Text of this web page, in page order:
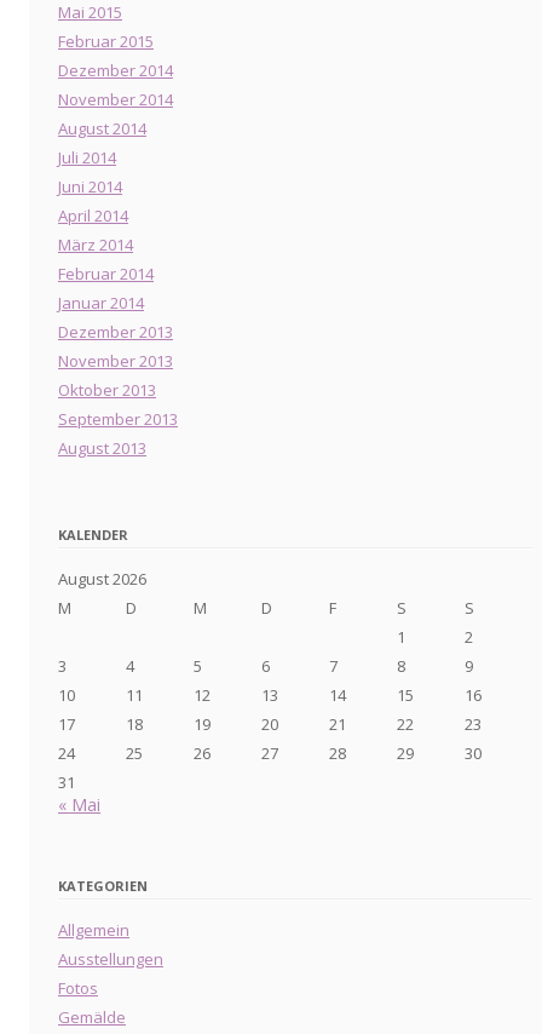
Mai 2015
Februar 2015
Dezember 2014
November 2014
August 2014
Juli 2014
Juni 2014
April 2014
März 2014
Februar 2014
Januar 2014
Dezember 2013
November 2013
Oktober 2013
September 2013
August 2013
KALENDER
August 2026
M
D M D F S
S
1
2
3
4 5 6 7 8
9
10
11 12 13 14 15
16
17
18 19 20 21 22
23
24
25 26 27 28 29
30
31
« Mai
KATEGORIEN
Allgemein
Ausstellungen
Fotos
Gemälde